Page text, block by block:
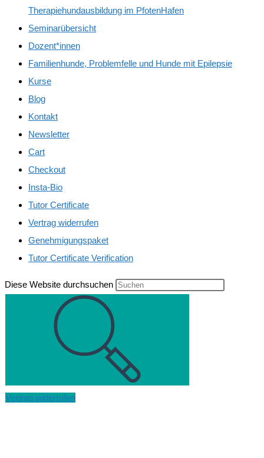
Therapiehundausbildung im PfotenHafen
Seminarübersicht
Dozent*innen
Familienhunde, Problemfelle und Hunde mit Epilepsie
Kurse
Blog
Kontakt
Newsletter
Cart
Checkout
Insta-Bio
Tutor Certificate
Vertrag widerrufen
Genehmigungspaket
Tutor Certificate Verification
Diese Website durchsuchen
Vertrag widerrufen